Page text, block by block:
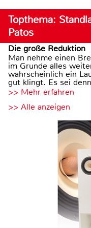
Topthema:
Patos
Die große Reduktion
Man nehme einen
im Grunde alles
wahrscheinlich ein
gut klingt. Es sei
>> Mehr erfahren
>> Alle anzeigen